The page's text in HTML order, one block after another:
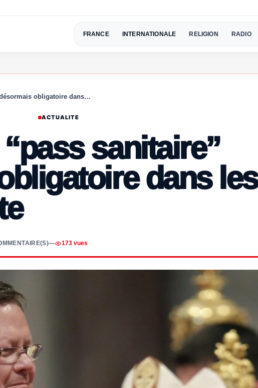
FRANCE INTERNATIONALE RELIGION RADIO
obligatoire dans…
ACTUALITE
sanitaire”
dans les
— 173 vues